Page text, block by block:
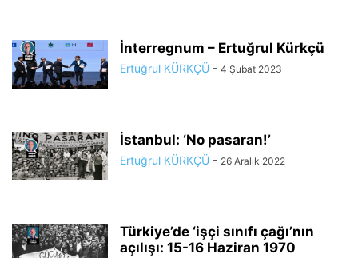
İnterregnum – Ertuğrul Kürkçü
Ertuğrul KÜRKÇÜ - 4 Şubat 2023
İstanbul: ‘No pasaran!’
Ertuğrul KÜRKÇÜ - 26 Aralık 2022
Türkiye’de ‘işçi sınıfı çağı’nın
açılışı: 15-16 Haziran 1970